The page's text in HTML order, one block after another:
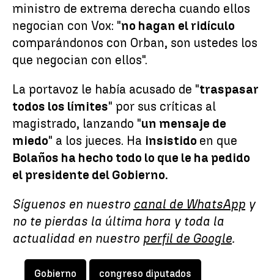
ministro de extrema derecha cuando ellos
negocian con Vox: "no hagan el ridículo
comparándonos con Orban, son ustedes los
que negocian con ellos".
La portavoz le había acusado de "traspasar
todos los límites" por sus críticas al
magistrado, lanzando "un mensaje de
miedo" a los jueces. Ha insistido en que
Bolaños ha hecho todo lo que le ha pedido
el presidente del Gobierno.
Síguenos en nuestro canal de WhatsApp y
no te pierdas la última hora y toda la
actualidad en nuestro perfil de Google.
Gobierno congreso diputados